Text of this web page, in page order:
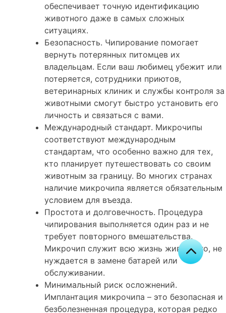
обеспечивает точную идентификацию
животного даже в самых сложных
ситуациях.
Безопасность. Чипирование помогает
вернуть потерянных питомцев их
владельцам. Если ваш любимец убежит или
потеряется, сотрудники приютов,
ветеринарных клиник и службы контроля за
животными смогут быстро установить его
личность и связаться с вами.
Международный стандарт. Микрочипы
соответствуют международным
стандартам, что особенно важно для тех,
кто планирует путешествовать со своим
животным за границу. Во многих странах
наличие микрочипа является обязательным
условием для въезда.
Простота и долговечность. Процедура
чипирования выполняется один раз и не
требует повторного вмешательства.
Микрочип служит всю жизнь животного, не
нуждается в замене батарей или
обслуживании.
Минимальный риск осложнений.
Имплантация микрочипа – это безопасная и
безболезненная процедура, которая редко